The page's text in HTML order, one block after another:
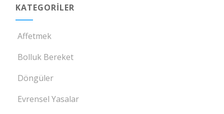
KATEGORILER
Affetmek
Bolluk Bereket
Döngüler
Evrensel Yasalar